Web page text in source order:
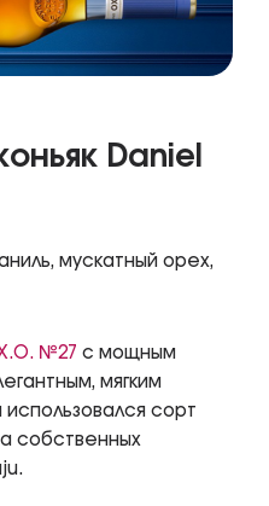
Daniel
мускатный орех,
№27 с мощным
мягким
использовался сорт
собственных